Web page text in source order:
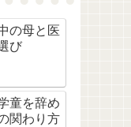
の母と医
び
童を辞め
関わり方